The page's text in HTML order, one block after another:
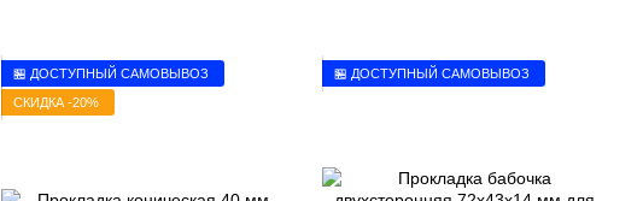
🏪 ДОСТУПНЫЙ САМОВЫВОЗ
СКИДКА -20%
🏪 ДОСТУПНЫЙ САМОВЫВОЗ